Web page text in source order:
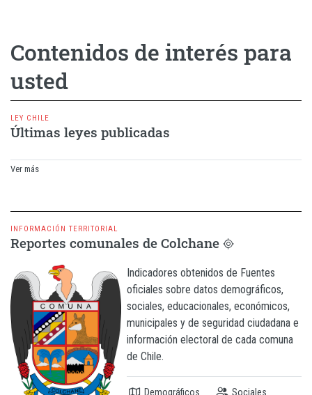
Contenidos de interés para
usted
LEY CHILE
Últimas leyes publicadas
Ver más
INFORMACIÓN TERRITORIAL
Reportes comunales de Colchane Contenido
Indicadores obtenidos de Fuentes
oficiales sobre datos demográficos,
sociales, educacionales, económicos,
municipales y de seguridad ciudadana e
información electoral de cada comuna
de Chile.